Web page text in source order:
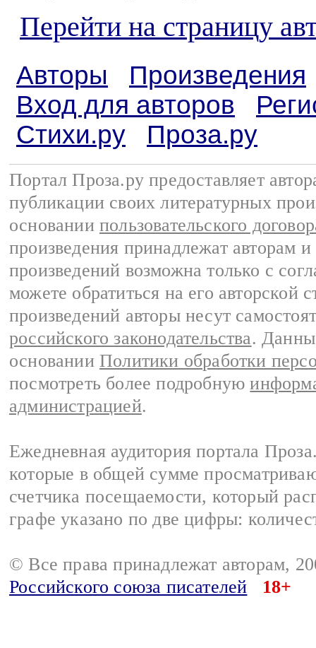
Перейти на страницу
Авторы
Произведения
Вход для авторов
Стихи.ру
Проза.ру
Портал Проза.ру предоставляет
публикации своих литературных
основании пользовательского
произведения принадлежат авторам
произведений возможна только с
можете обратиться на его авторской
произведений авторы несут
российского законодательства.
основании Политики обработки
посмотреть более подробную
администрацией.
Ежедневная аудитория портала
которые в общей сумме
счетчика посещаемости, который
графе указано по две цифры:
© Все права принадлежат авторам,
Российского союза писателей
18+